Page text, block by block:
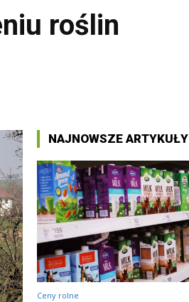
roślin
NAJNOWSZE ARTYKUŁY
Ceny rolne